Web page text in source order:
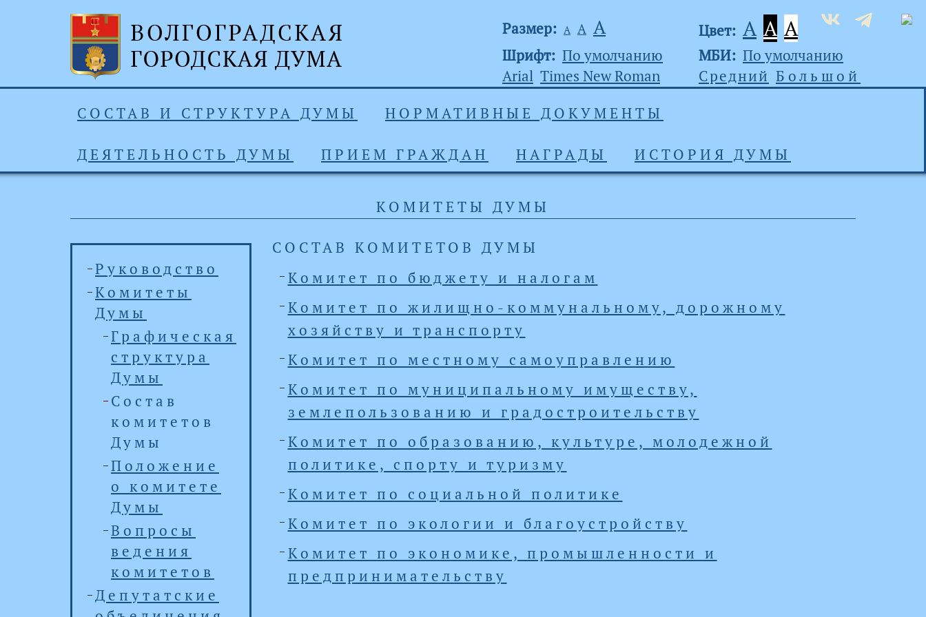
Размер: А А А Цвет: A A A
Шрифт: По умолчанию
Arial Times New Roman
МБИ: По умолчанию
Средний Большой
СОСТАВ И СТРУКТУРА ДУМЫ
НОРМАТИВНЫЕ ДОКУМЕНТЫ
ДЕЯТЕЛЬНОСТЬ ДУМЫ ПРИЕМ ГРАЖДАН НАГРАДЫ ИСТОРИЯ ДУМЫ
КОМИТЕТЫ ДУМЫ
Руководство
Комитеты
Думы
Графическая
структура
Думы
Состав
комитетов
Думы
Положение
о комитете
Думы
Вопросы
ведения
комитетов
Депутатские
СОСТАВ КОМИТЕТОВ ДУМЫ
Комитет по бюджету и налогам
Комитет по жилищно-коммунальному, дорожному
хозяйству и транспорту
Комитет по местному самоуправлению
Комитет по муниципальному имуществу,
землепользованию и градостроительству
Комитет по образованию, культуре, молодежной
политике, спорту и туризму
Комитет по социальной политике
Комитет по экологии и благоустройству
Комитет по экономике, промышленности и
предпринимательству